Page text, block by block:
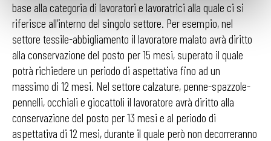
base alla categoria di lavoratori e lavoratrici alla quale ci si
riferisce all’interno del singolo settore. Per esempio, nel
settore tessile-abbigliamento il lavoratore malato avrà diritto
alla conservazione del posto per 15 mesi, superato il quale
potrà richiedere un periodo di aspettativa fino ad un
massimo di 12 mesi. Nel settore calzature, penne-spazzole-
pennelli, occhiali e giocattoli il lavoratore avrà diritto alla
conservazione del posto per 13 mesi e al periodo di
aspettativa di 12 mesi, durante il quale però non decorreranno